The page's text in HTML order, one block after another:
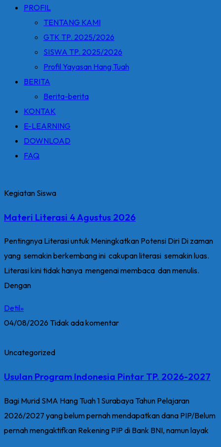
PROFIL
TENTANG KAMI
GTK TP. 2025/2026
SISWA TP. 2025/2026
Profil Yayasan Hang Tuah
BERITA
Berita-berita
KONTAK
E-LEARNING
DOWNLOAD
FAQ
Kegiatan Siswa
Materi Literasi 4 Agustus 2026
Pentingnya Literasi untuk Meningkatkan Potensi Diri Di zaman
yang semakin berkembang ini cakupan literasi semakin luas.
Literasi kini tidak hanya mengenai membaca dan menulis.
Dengan
Detil»
04/08/2026 Tidak ada komentar
Uncategorized
Usulan Program Indonesia Pintar TP. 2026-2027
Bagi Murid SMA Hang Tuah 1 Surabaya Tahun Pelajaran
2026/2027 yang belum pernah mendapatkan dana PIP/Belum
pernah mengaktifkan Rekening PIP di Bank BNI, namun layak